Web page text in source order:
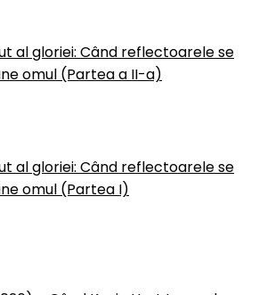
al gloriei: Când reflectoarele se
omul (Partea a II-a)
al gloriei: Când reflectoarele se
omul (Partea I)